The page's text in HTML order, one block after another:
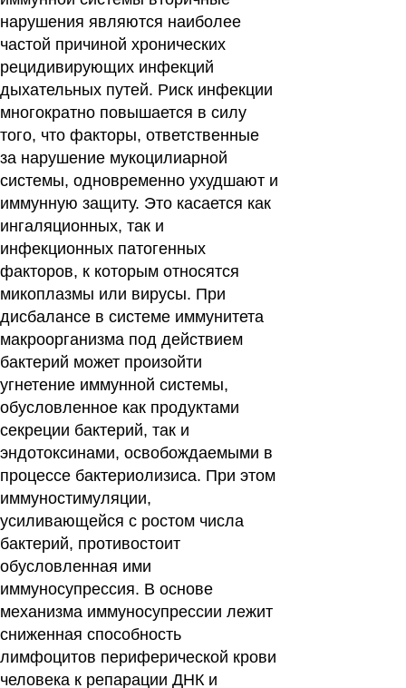
нарушения являются наиболее
частой причиной хронических
рецидивирующих инфекций
дыхательных путей. Риск инфекции
многократно повышается в силу
того, что факторы, ответственные
за нарушение мукоцилиарной
системы, одновременно ухудшают и
иммунную защиту. Это касается как
ингаляционных, так и
инфекционных патогенных
факторов, к которым относятся
микоплазмы или вирусы. При
дисбалансе в системе иммунитета
макроорганизма под действием
бактерий может произойти
угнетение иммунной системы,
обусловленное как продуктами
секреции бактерий, так и
эндотоксинами, освобождаемыми в
процессе бактериолизиса. При этом
иммуностимуляции,
усиливающейся с ростом числа
бактерий, противостоит
обусловленная ими
иммуносупрессия. В основе
механизма иммуносупрессии лежит
сниженная способность
лимфоцитов периферической крови
человека к репарации ДНК и